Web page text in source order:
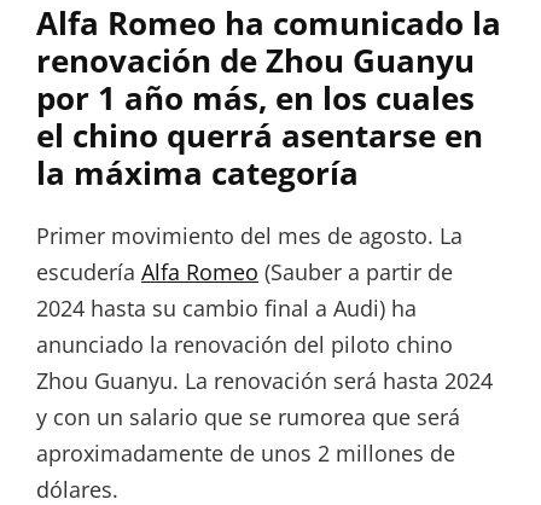
Alfa Romeo ha comunicado la
renovación de Zhou Guanyu
por 1 año más, en los cuales
el chino querrá asentarse en
la máxima categoría
Primer movimiento del mes de agosto. La
escudería Alfa Romeo (Sauber a partir de
2024 hasta su cambio final a Audi) ha
anunciado la renovación del piloto chino
Zhou Guanyu. La renovación será hasta 2024
y con un salario que se rumorea que será
aproximadamente de unos 2 millones de
dólares.